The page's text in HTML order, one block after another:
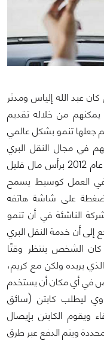
عبد الله إلياس ومدثر
من خلاله تقديم
جعلها تنمو بشكل عالمي
في مجال النقل البري
وهكذا بدأت شركة كريم التي تأسست في عام 2012 برأس مال قليل
في العمل كوسيط يسمح
على شاشة هاتفه
الناشئة في أن تنمو
إلى أن خدمة النقل البري
كان الشخص ينتظر وقتًا
يريده ولكن مع كريم،
في أي مكان أن يستخدم
ليطلب كابتن (سائق
ويقوم الكابتن بإيصال
ويتم الدفع عبر طرق